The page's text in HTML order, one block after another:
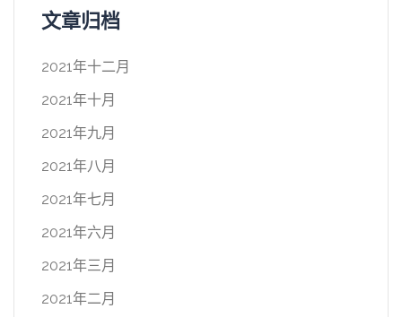
文章归档
2021年十二月
2021年十月
2021年九月
2021年八月
2021年七月
2021年六月
2021年三月
2021年二月